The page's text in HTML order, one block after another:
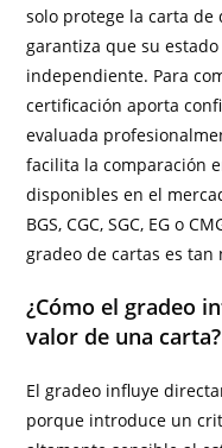
solo protege la carta
garantiza que su
independiente. Para
certificación aporta
evaluada
facilita la comparación
disponibles en el
BGS, CGC, SGC, EG o
gradeo de cartas es tan
¿Cómo el gradeo
valor de una carta?
El gradeo influye
porque introduce un